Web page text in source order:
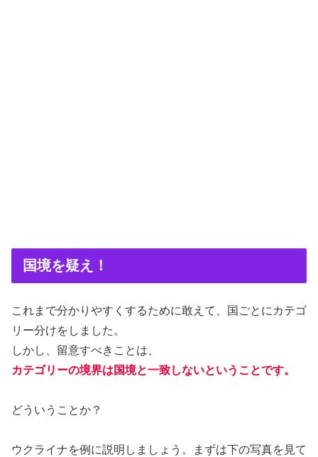
国境を疑え！
これまで分かりやすくするために敢えて、国ごとにカテゴ
リー分けをしました。
しかし、留意すべきことは、
カテゴリーの境界は国境と一致しないということです。
どういうことか？
ウクライナを例に説明しましょう。まずは下の写真を見て